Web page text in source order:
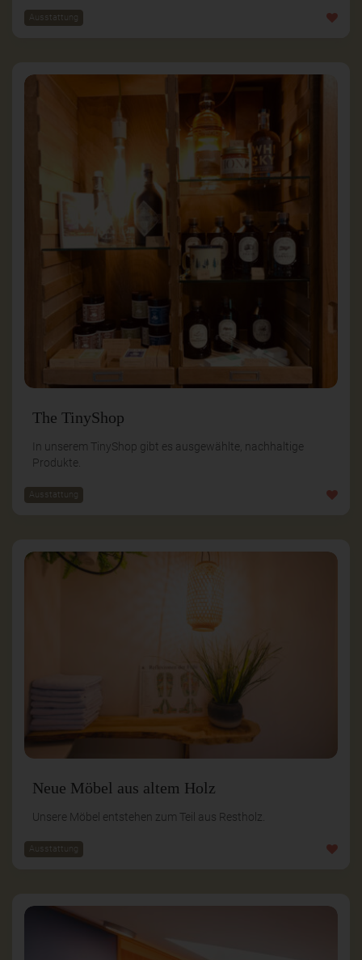
Ausstattung
The TinyShop
In unserem TinyShop gibt es ausgewählte, nachhaltige
Produkte.
Ausstattung
Neue Möbel aus altem Holz
Unsere Möbel entstehen zum Teil aus Restholz.
Ausstattung